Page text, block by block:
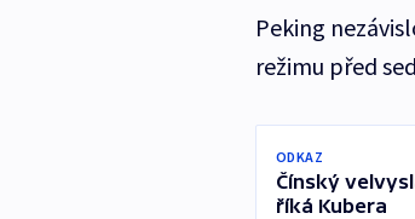
Peking
režimu před
ODKAZ
Čínský
říká Kubera